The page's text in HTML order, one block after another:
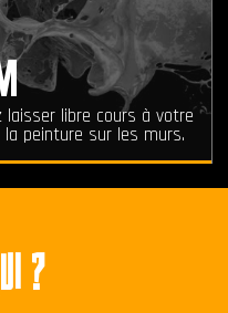
laisser libre cours à votre
peinture sur les murs.
?